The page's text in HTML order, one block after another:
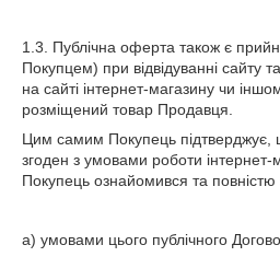
1.3. Публічна оферта також є
Покупцем) при відвідуванні сайту
на сайті інтернет-магазину чи
розміщений товар Продавця.
Цим самим Покупець підтверджує,
згоден з умовами роботи інтернет-
Покупець ознайомився та повністю
а) умовами цього публічного